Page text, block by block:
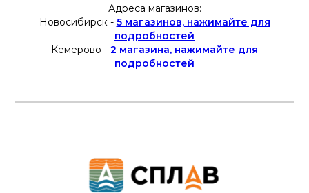
Адреса магазинов:
Новосибирск - 5 магазинов, нажимайте для
подробностей
Кемерово - 2 магазина, нажимайте для
подробностей